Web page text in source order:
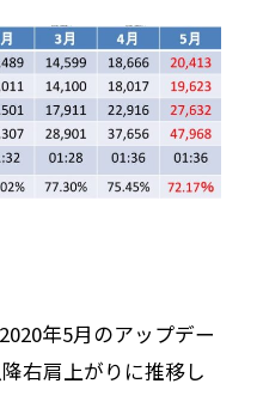
年5月のアップデー
右肩上がりに推移し